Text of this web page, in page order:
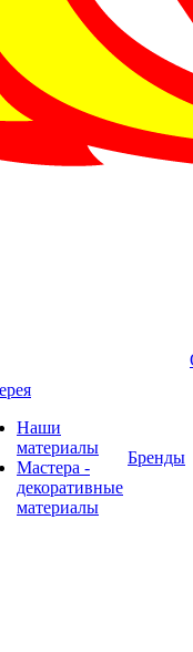
Наши
материалы
Мастера -
декоративные
материалы
Бренды